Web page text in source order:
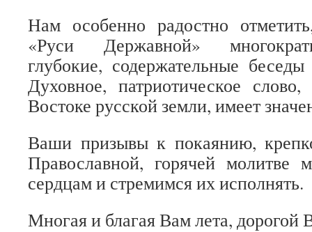
Нам особенно радостно
«Руси Державной»
глубокие, содержательные
Духовное, патриотическое
Востоке русской земли, имеет
Ваши призывы к покаянию,
Православной, горячей
сердцам и стремимся их исполнять.
Многая и благая Вам лета, дорогой